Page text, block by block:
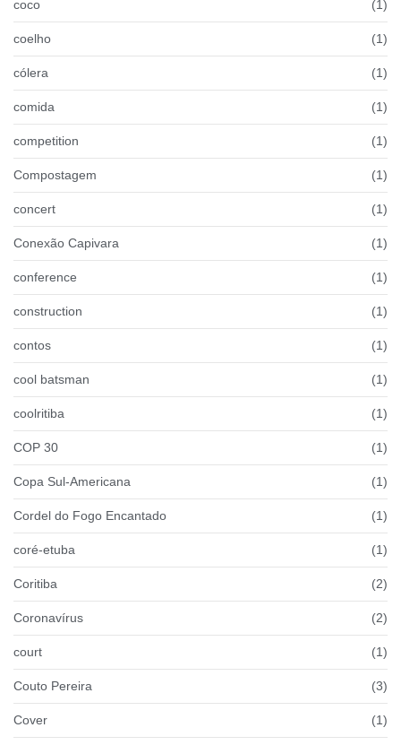
coco (1)
coelho (1)
cólera (1)
comida (1)
competition (1)
Compostagem (1)
concert (1)
Conexão Capivara (1)
conference (1)
construction (1)
contos (1)
cool batsman (1)
coolritiba (1)
COP 30 (1)
Copa Sul-Americana (1)
Cordel do Fogo Encantado (1)
coré-etuba (1)
Coritiba (2)
Coronavírus (2)
court (1)
Couto Pereira (3)
Cover (1)